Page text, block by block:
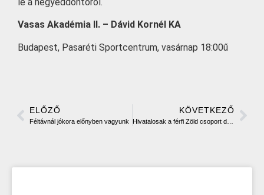
Vasas Akadémia II. – Dávid Kornél KA
Budapest, Pasaréti Sportcentrum, vasárnap 18:00ű
ELŐZŐ
Féltávnál jókora előnyben vagyunk
KÖVETKEZŐ
Hivatalosak a férfi Zöld csoport döntőjének időpontjai